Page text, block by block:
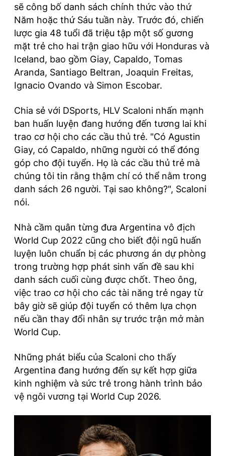
sẽ công bố danh sách chính thức vào thứ
Năm hoặc thứ Sáu tuần này. Trước đó, chiến
lược gia 48 tuổi đã triệu tập một số gương
mặt trẻ cho hai trận giao hữu với Honduras và
Iceland, bao gồm Giay, Capaldo, Tomas
Aranda, Santiago Beltran, Joaquin Freitas,
Ignacio Ovando và Simon Escobar.
Chia sẻ với DSports, HLV Scaloni nhấn mạnh
ban huấn luyện đang hướng đến tương lai khi
trao cơ hội cho các cầu thủ trẻ. "Có Agustin
Giay, có Capaldo, những người có thể đóng
góp cho đội tuyển. Họ là các cầu thủ trẻ mà
chúng tôi tin rằng thậm chí có thể nằm trong
danh sách 26 người. Tại sao không?", Scaloni
nói.
Nhà cầm quân từng đưa Argentina vô địch
World Cup 2022 cũng cho biết đội ngũ huấn
luyện luôn chuẩn bị các phương án dự phòng
trong trường hợp phát sinh vấn đề sau khi
danh sách cuối cùng được chốt. Theo ông,
việc trao cơ hội cho các tài năng trẻ ngay từ
bây giờ sẽ giúp đội tuyển có thêm lựa chọn
nếu cần thay đổi nhân sự trước trận mở màn
World Cup.
Những phát biểu của Scaloni cho thấy
Argentina đang hướng đến sự kết hợp giữa
kinh nghiệm và sức trẻ trong hành trình bảo
vệ ngôi vương tại World Cup 2026.